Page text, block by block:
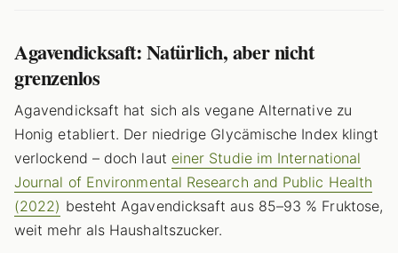
Agavendicksaft: Natürlich, aber nicht
grenzenlos
Agavendicksaft hat sich als vegane Alternative zu
Honig etabliert. Der niedrige Glycämische Index klingt
verlockend – doch laut einer Studie im International
Journal of Environmental Research and Public Health
(2022) besteht Agavendicksaft aus 85–93 % Fruktose,
weit mehr als Haushaltszucker.